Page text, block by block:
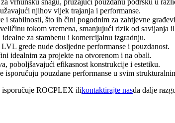
njihov vijek trajanja i performanse.
stabilnosti, što ih čini pogodnim za zahtjevne
tokom vremena, smanjujući rizik od savijanja
za stambenu i komercijalnu izgradnju.
grede nude dosljedne performanse i pouzdanost.
idealnim za projekte na otvorenom i na obali.
poboljšavajući efikasnost konstrukcije i estetiku.
pouzdane performanse u svim
isporučuje ROCPLEX ilikontaktirajte nasda dalje